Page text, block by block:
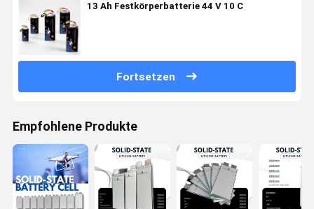
13 Ah Festkörperbatterie 44 V 10 C
Fortsetzen
Empfohlene Produkte